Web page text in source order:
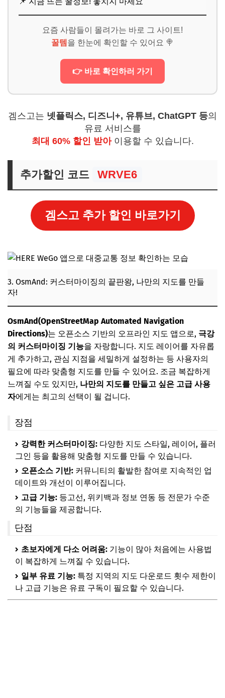
요즘 사람들이 몰려가는 바로 그 사이트!
꿀템 을 한눈에 확인할 수 있어요 🍭
👉 바로 확인하러 가기
겜스고는 넷플릭스, 디즈니+, 유튜브, ChatGPT 등의
유료 서비스를
최대 60% 할인 받아이용할 수 있습니다.
추가할인 코드 WRVE6
겜스고 추가 할인 바로가기
3. OsmAnd: 커스터마이징의 끝판왕, 나만의 지도를 만들
자!
OsmAnd(OpenStreetMap Automated Navigation
Directions)는 오픈소스 기반의 오프라인 지도 앱으로, 극강
의 커스터마이징 기능을 자랑합니다. 지도 레이어를 자유롭
게 추가하고, 관심 지점을 세밀하게 설정하는 등 사용자의
필요에 따라 맞춤형 지도를 만들 수 있어요. 조금 복잡하게
느껴질 수도 있지만, 나만의 지도를 만들고 싶은 고급 사용
자에게는 최고의 선택이 될 겁니다.
장점
강력한 커스터마이징: 다양한 지도 스타일, 레이어, 플러
그인 등을 활용해 맞춤형 지도를 만들 수 있습니다.
오픈소스 기반: 커뮤니티의 활발한 참여로 지속적인 업
데이트와 개선이 이루어집니다.
고급 기능: 등고선, 위키백과 정보 연동 등 전문가 수준
의 기능들을 제공합니다.
단점
초보자에게 다소 어려움: 기능이 많아 처음에는 사용법
이 복잡하게 느껴질 수 있습니다.
일부 유료 기능: 특정 지역의 지도 다운로드 횟수 제한이
나 고급 기능은 유료 구독이 필요할 수 있습니다.